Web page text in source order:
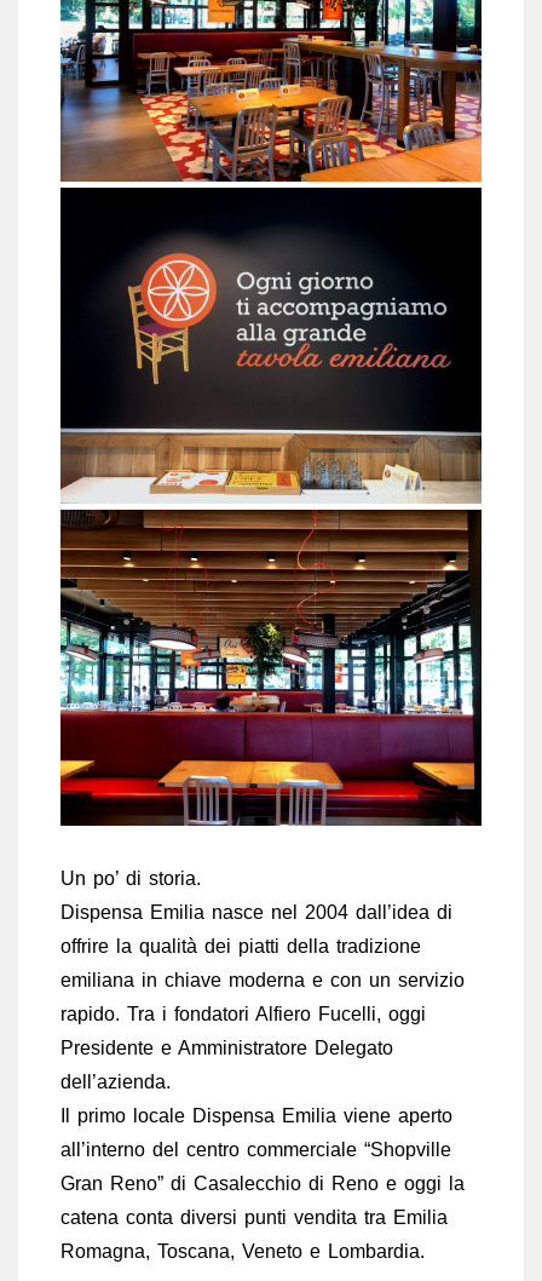
Un po’ di storia.
Dispensa Emilia nasce nel 2004 dall’idea di
offrire la qualità dei piatti della tradizione
emiliana in chiave moderna e con un servizio
rapido. Tra i fondatori Alfiero Fucelli, oggi
Presidente e Amministratore Delegato
dell’azienda.
Il primo locale Dispensa Emilia viene aperto
all’interno del centro commerciale “Shopville
Gran Reno” di Casalecchio di Reno e oggi la
catena conta diversi punti vendita tra Emilia
Romagna, Toscana, Veneto e Lombardia.